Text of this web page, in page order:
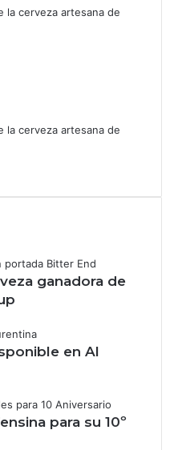
la cerveza artesana de
la cerveza artesana de
ganadora de
en Al
para su 10º